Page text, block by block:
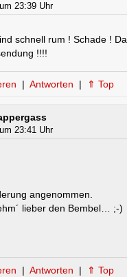
23:39 Uhr
schnell rum ! Schade !
!!!!
| Antworten | ⇑ Top
23:41 Uhr
angenommen.
lieber den Bembel… ;-)
| Antworten | ⇑ Top